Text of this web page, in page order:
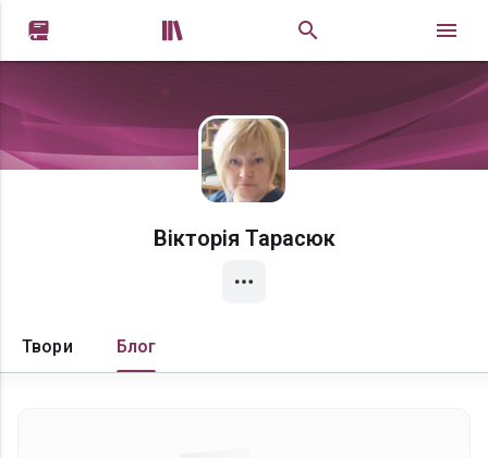
 
Вікторія Тарасюк
Твори Блог